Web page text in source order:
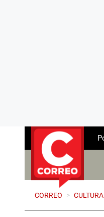
CORREO > CULTURA